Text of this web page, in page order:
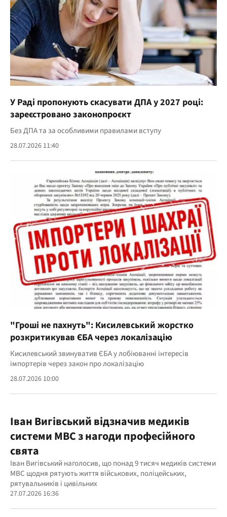
У Раді пропонують скасувати ДПА у 2027 році:
зареєстровано законопроєкт
Без ДПА та за особливими правилами вступу
28.07.2026 11:40
"Гроші не пахнуть": Кисилевський жорстко
розкритикував ЄБА через локалізацію
Кисилевський звинуватив ЄБА у лобіюванні інтересів
імпортерів через закон про локалізацію
28.07.2026 10:00
Іван Вигівський відзначив медиків
системи МВС з нагоди професійного
свята
Іван Вигівський наголосив, що понад 9 тисяч медиків системи
МВС щодня рятують життя військових, поліцейських,
рятувальників і цивільних
27.07.2026 16:36